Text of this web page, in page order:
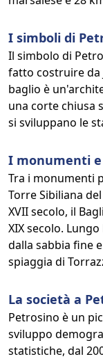
I simboli di
Il simbolo di
fatto costruire da
baglio è
una corte chiusa
si sviluppano le
I monumenti
Tra i monumenti
Torre Sibiliana
XVII secolo, il
XIX secolo.
dalla sabbia fine
spiaggia di
La società a
Petrosino è un
sviluppo
statistiche, dal